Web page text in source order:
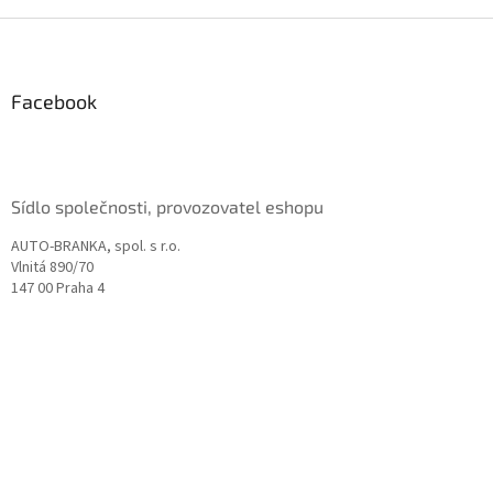
ý
v
Facebook
Sídlo společnosti, provozovatel eshopu
AUTO-BRANKA, spol. s r.o.
Vlnitá 890/70
147 00 Praha 4